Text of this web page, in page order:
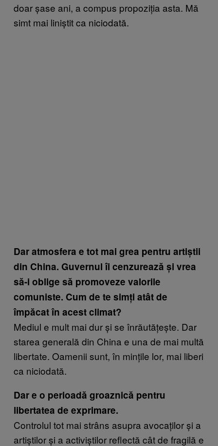
doar șase ani, a compus propoziția asta. Mă
simt mai liniștit ca niciodată.
Dar atmosfera e tot mai grea pentru artiștii
din China. Guvernul îi cenzurează și vrea
să-i oblige să promoveze valorile
comuniste. Cum de te simți atât de
împăcat în acest climat?
Mediul e mult mai dur și se înrăutățește. Dar
starea generală din China e una de mai multă
libertate. Oamenii sunt, în mințile lor, mai liberi
ca niciodată.
Dar e o perioadă groaznică pentru
libertatea de exprimare.
Controlul tot mai strâns asupra avocaților și a
artiștilor și a activiștilor reflectă cât de fragilă e